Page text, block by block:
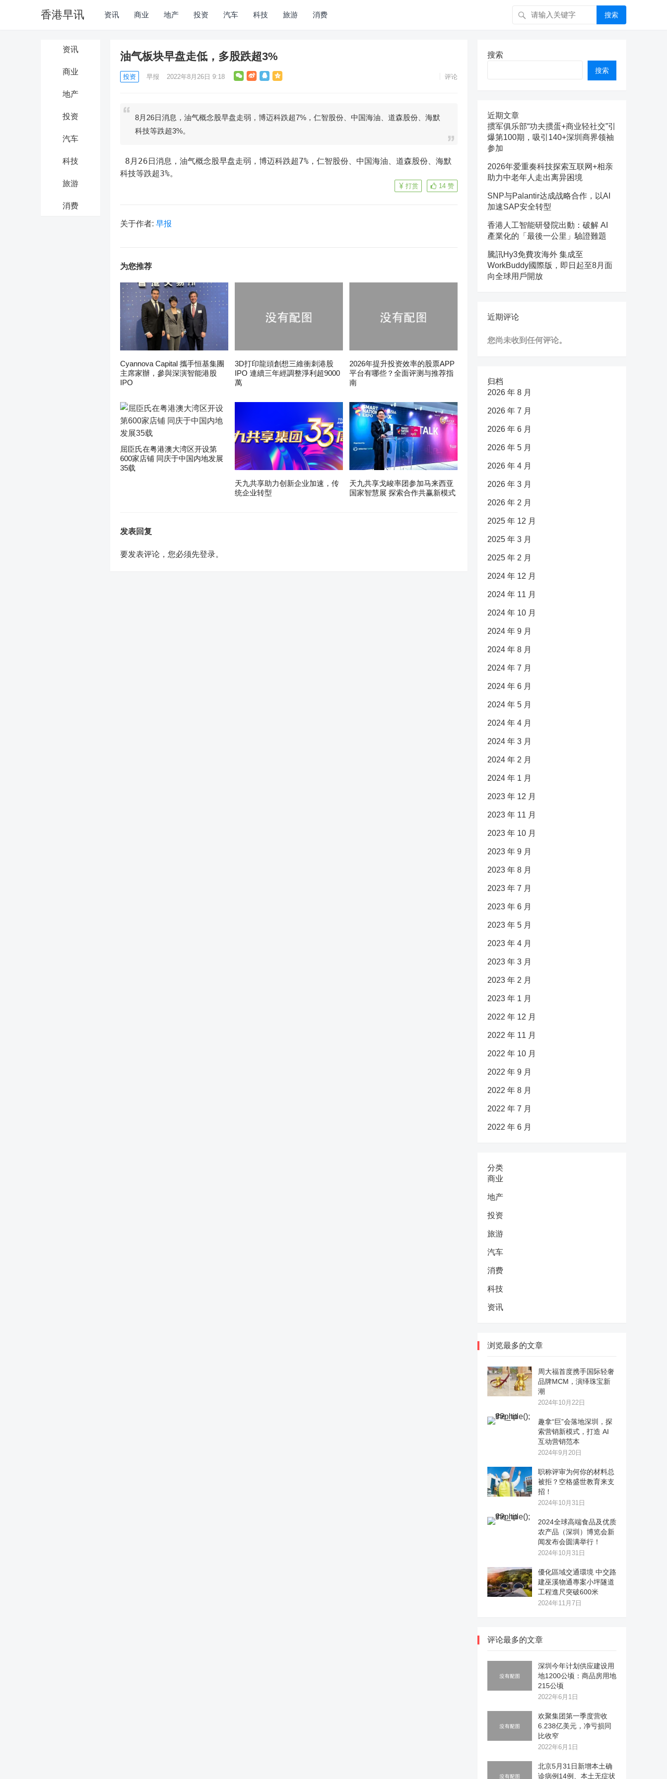
香港早讯 资讯 商业 地产 投资 汽车 科技 旅游 消费 搜索
资讯
商业
地产
投资
汽车
科技
旅游
消费
油气板块早盘走低，多股跌超3%
投资 早报 2022年8月26日 9:18 评论
8月26日消息，油气概念股早盘走弱，博迈科跌超7%，仁智股份、中国海油、道森股份、海默
科技等跌超3%。
科技等跌超3%。
14 赞
打赏
关于作者: 早报
为您推荐
Cyannova Capital 攜手恒基集團
主席家辦，參與深演智能港股
IPO
3D打印龍頭創想三維衝刺港股
IPO 連續三年經調整淨利超9000
萬
2026年提升投资效率的股票APP
平台有哪些？全面评测与推荐指
南
屈臣氏在粤港澳大湾区开设第
600家店铺 同庆于中国内地发展
35载
天九共享助力创新企业加速，传
统企业转型
天九共享戈峻率团参加马来西亚
国家智慧展 探索合作共赢新模式
发表回复
要发表评论，您必须先登录。
搜索
搜索
近期文章
掼军俱乐部“功夫掼蛋+商业轻社交”引
爆第100期，吸引140+深圳商界领袖
参加
2026年爱重奏科技探索互联网+相亲
助力中老年人走出离异困境
SNP与Palantir达成战略合作，以AI
加速SAP安全转型
香港人工智能研發院出動：破解 AI
產業化的「最後一公里」驗證難題
騰訊Hy3免費攻海外 集成至
WorkBuddy國際版，即日起至8月面
向全球用戶開放
近期评论
您尚未收到任何评论。
归档
2026 年 8 月
2026 年 7 月
2026 年 6 月
2026 年 5 月
2026 年 4 月
2026 年 3 月
2026 年 2 月
2025 年 12 月
2025 年 3 月
2025 年 2 月
2024 年 12 月
2024 年 11 月
2024 年 10 月
2024 年 9 月
2024 年 8 月
2024 年 7 月
2024 年 6 月
2024 年 5 月
2024 年 4 月
2024 年 3 月
2024 年 2 月
2024 年 1 月
2023 年 12 月
2023 年 11 月
2023 年 10 月
2023 年 9 月
2023 年 8 月
2023 年 7 月
2023 年 6 月
2023 年 5 月
2023 年 4 月
2023 年 3 月
2023 年 2 月
2023 年 1 月
2022 年 12 月
2022 年 11 月
2022 年 10 月
2022 年 9 月
2022 年 8 月
2022 年 7 月
2022 年 6 月
分类
商业
地产
投资
旅游
汽车
消费
科技
资讯
浏览最多的文章
周大福首度携手国际轻奢
品牌MCM，演绎珠宝新
潮
2024年10月22日
趣拿“巨”会落地深圳，探
索营销新模式，打造 AI
互动营销范本
2024年9月20日
职称评审为何你的材料总
被拒？空格盛世教育来支
招！
2024年10月31日
2024全球高端食品及优质
农产品（深圳）博览会新
闻发布会圆满举行！
2024年10月31日
優化區域交通環境 中交路
建巫溪物通專案小坪隧道
工程進尺突破600米
2024年11月7日
评论最多的文章
深圳今年计划供应建设用
地1200公顷：商品房用地
215公顷
2022年6月1日
欢聚集团第一季度营收
6.238亿美元，净亏损同
比收窄
2022年6月1日
北京5月31日新增本土确
诊病例14例、本土无症状